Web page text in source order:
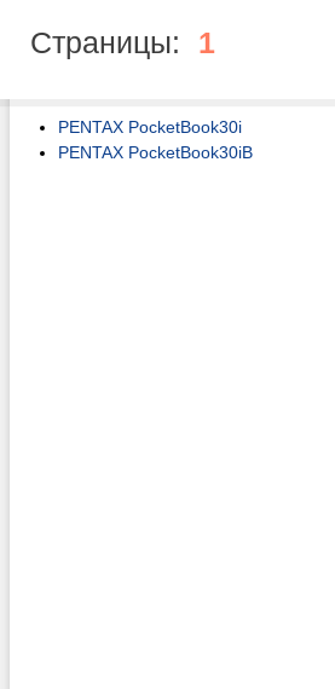
Страницы: 1
PENTAX PocketBook30i
PENTAX PocketBook30iB